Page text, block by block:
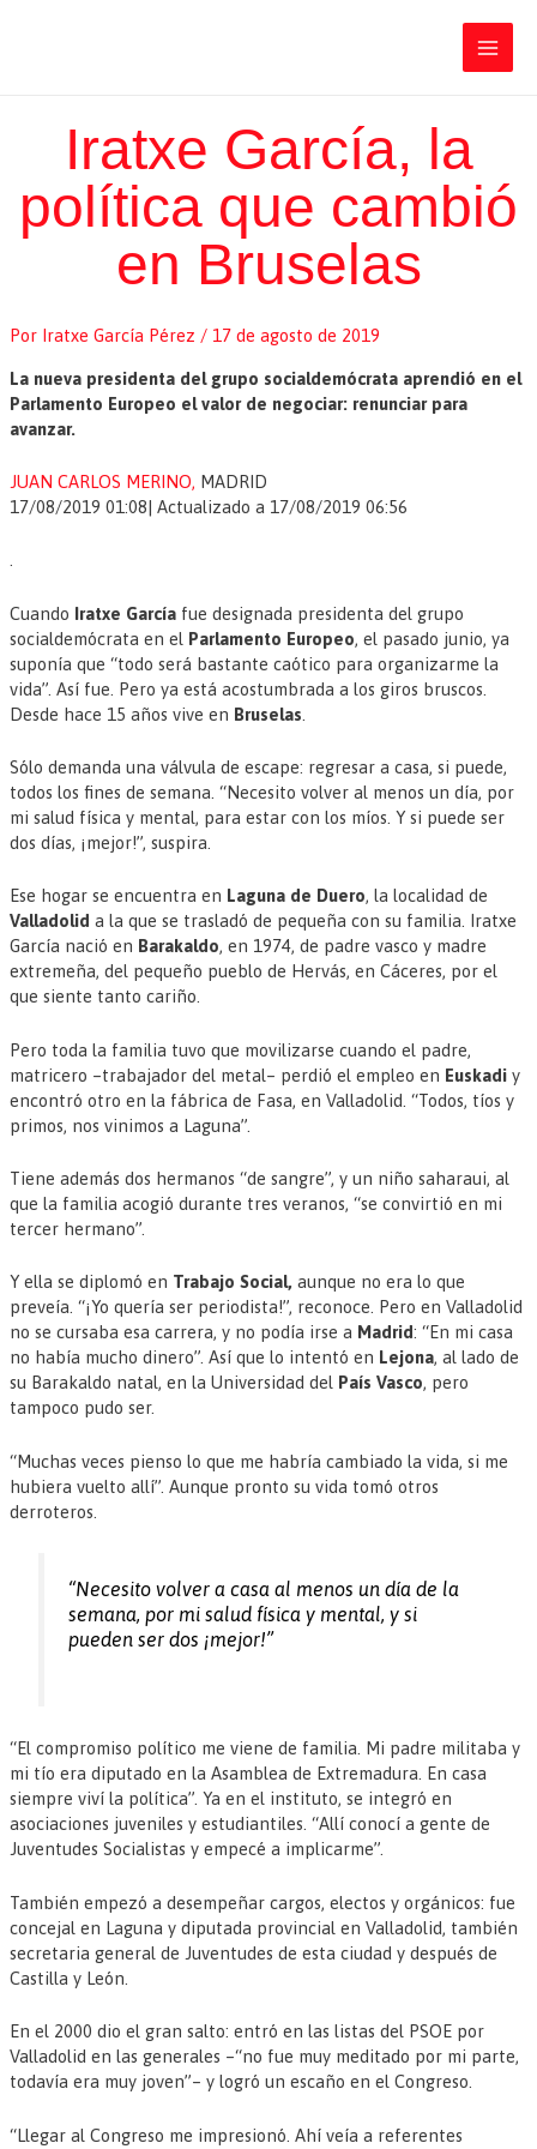
Main
Iratxe García, la
política que cambió
en Bruselas
Por Iratxe García Pérez / 17 de agosto de 2019
La nueva presidenta del grupo socialdemócrata aprendió en el
Parlamento Europeo el valor de negociar: renunciar para
avanzar.
JUAN CARLOS MERINO, MADRID
17/08/2019 01:08| Actualizado a 17/08/2019 06:56
Cuando Iratxe García fue designada presidenta del grupo
socialdemócrata en el Parlamento Europeo, el pasado junio, ya
suponía que “todo será bastante caótico para organizarme la
vida”. Así fue. Pero ya está acostumbrada a los giros bruscos.
Desde hace 15 años vive en Bruselas
Sólo demanda una válvula de escape: regresar a casa, si puede,
todos los fines de semana. “Necesito volver al menos un día, por
mi salud física y mental, para estar con los míos. Y si puede ser
dos días, ¡mejor!”, suspira.
Ese hogar se encuentra en Laguna de Duero, la localidad de
Valladolid a la que se trasladó de pequeña con su familia. Iratxe
García nació en Barakaldo, en 1974, de padre vasco y madre
extremeña, del pequeño pueblo de Hervás, en Cáceres, por el
que siente tanto cariño.
Pero toda la familia tuvo que movilizarse cuando el padre,
matricero –trabajador del metal– perdió el empleo en Euskadi y
encontró otro en la fábrica de Fasa, en Valladolid. “Todos, tíos y
primos, nos vinimos a Laguna”.
Tiene además dos hermanos “de sangre”, y un niño saharaui, al
que la familia acogió durante tres veranos, “se convirtió en mi
tercer hermano”.
Y ella se diplomó en Trabajo Social,aunque no era lo que
preveía. “¡Yo quería ser periodista!”, reconoce. Pero en Valladolid
no se cursaba esa carrera, y no podía irse a Madrid: “En mi casa
no había mucho dinero”. Así que lo intentó en Lejona, al lado de
su Barakaldo natal, en la Universidad del País Vasco, pero
tampoco pudo ser.
“Muchas veces pienso lo que me habría cambiado la vida, si me
hubiera vuelto allí”. Aunque pronto su vida tomó otros
derroteros.
“Necesito volver a casa al menos un día de la
semana, por mi salud física y mental, y si
pueden ser dos ¡mejor!”
“El compromiso político me viene de familia. Mi padre militaba y
mi tío era diputado en la Asamblea de Extremadura. En casa
siempre viví la política”. Ya en el instituto, se integró en
asociaciones juveniles y estudiantiles. “Allí conocí a gente de
Juventudes Socialistas y empecé a implicarme”.
También empezó a desempeñar cargos, electos y orgánicos: fue
concejal en Laguna y diputada provincial en Valladolid, también
secretaria general de Juventudes de esta ciudad y después de
Castilla y León.
En el 2000 dio el gran salto: entró en las listas del PSOE por
Valladolid en las generales –“no fue muy meditado por mi parte,
todavía era muy joven”– y logró un escaño en el Congreso.
“Llegar al Congreso me impresionó. Ahí veía a referentes